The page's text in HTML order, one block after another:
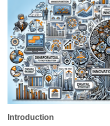
Introduction